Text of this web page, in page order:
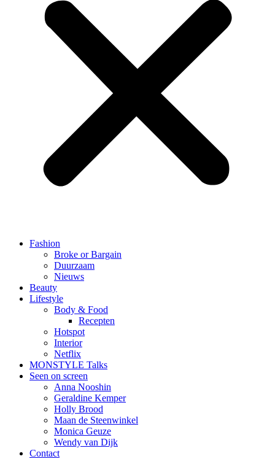
Fashion
Broke or Bargain
Duurzaam
Nieuws
Beauty
Lifestyle
Body & Food
Recepten
Hotspot
Interior
Netflix
MONSTYLE Talks
Seen on screen
Anna Nooshin
Geraldine Kemper
Holly Brood
Maan de Steenwinkel
Monica Geuze
Wendy van Dijk
Contact